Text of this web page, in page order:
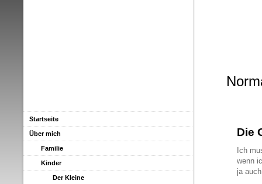
Die
Ich
wenn
ja
Startseite
Über mich
Familie
Kinder
Der Kleine